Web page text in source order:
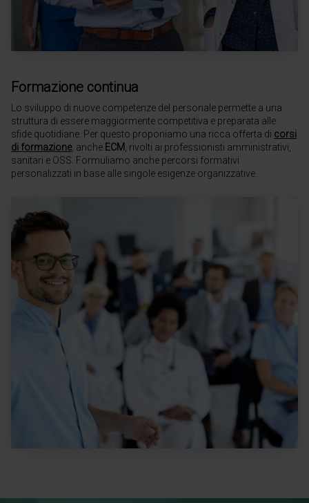
Formazione continua
Lo sviluppo di nuove competenze del personale permette a una
struttura di essere maggiormente competitiva e preparata alle
sfide quotidiane. Per questo proponiamo una ricca offerta di corsi
di formazione, anche ECM , rivolti ai professionisti amministrativi,
sanitari e OSS. Formuliamo anche percorsi formativi
personalizzati in base alle singole esigenze organizzative.